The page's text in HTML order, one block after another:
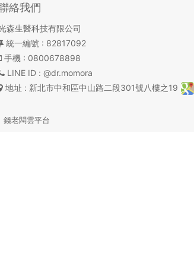
絡我們
森生醫科技有限公司
統一編號 : 82817092
手機 : 0800678898
LINE ID : @dr.momora
地址 : 新北市中和區中山路二段301號八樓之19
錢老闆雲平台